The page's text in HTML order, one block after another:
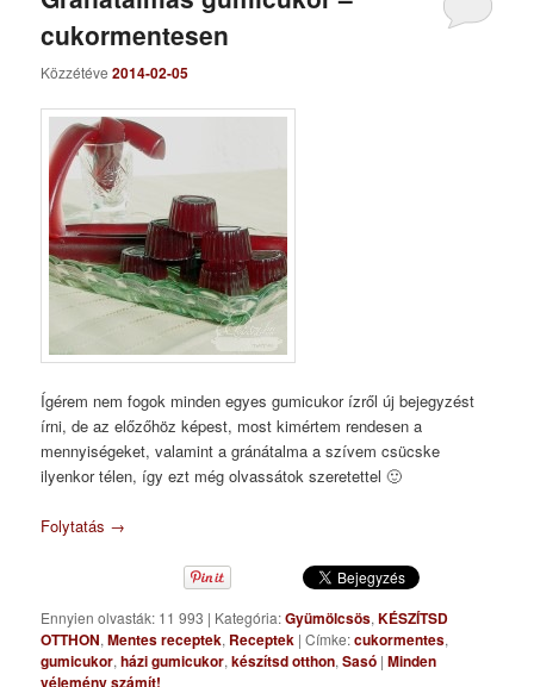
cukormentesen
Közzétéve2014-02-05
Ígérem nem fogok minden egyes gumicukor ízről új bejegyzést
írni, de az előzőhöz képest, most kimértem rendesen a
mennyiségeket, valamint a gránátalma a szívem csücske
ilyenkor télen, így ezt még olvassátok szeretettel 🙂
Folytatás →
Ennyien olvasták: 11 993 | Kategória:Gyümölcsös,KÉSZÍTSD
OTTHON,Mentes receptek, Receptek |Címke:cukormentes,
gumicukor,házi gumicukor,készítsd otthon,Sasó |Minden
vélemény számít!